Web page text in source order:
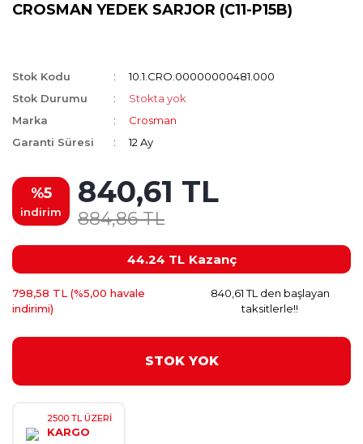
CROSMAN YEDEK SARJOR (C11-P15B)
Stok Kodu
10.1.CRO.00000000481.000
Stok Durumu
Stokta yok
Marka
Crosman
Garanti Süresi
12 Ay
%5
indirim
840,61 TL
884,86 TL
44.24 TL Kazanç
798,58 TL (%5,00 havale
indirimi)
840,61 TL den başlayan
taksitlerle!!
STOK YOK
2500 TL ÜZERİ
KARGO